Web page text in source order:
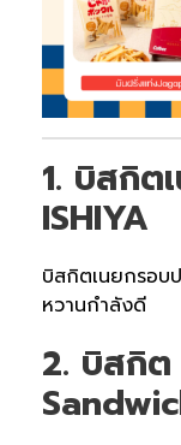
1. บิสกิต
ISHIYA
บิสกิตเนยกรอบ
หวานกำลังดี
2. บิสกิ